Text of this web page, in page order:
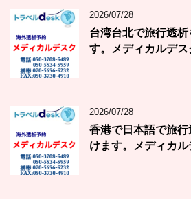
2026/07/28
台湾台北で旅行透
す。メディカルデス
2026/07/28
香港で日本語で旅
けます。メディカル